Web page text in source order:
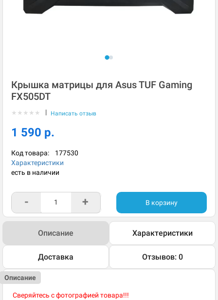
Крышка матрицы для Asus TUF Gaming
FX505DT
★ ★ ★ ★ ★ | Написать отзыв
1 590 р.
Код товара: 177530
Характеристики
есть в наличии
- + В корзину
Описание Характеристики
Доставка Отзывов: 0
Описание
Сверяйтесь с фотографией товара!!!